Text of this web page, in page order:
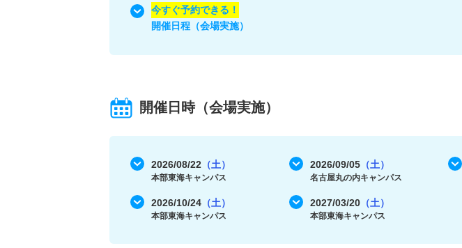
今すぐ予約できる！
開催日程（会場実施）
開催日時（会場実施）
2026/08/22 （土）
本部東海キャンパス
2026/09/05（土）
名古屋丸の内キャンパス
2026/10/24 （土）
本部東海キャンパス
2027/03/20（土）
本部東海キャンパス